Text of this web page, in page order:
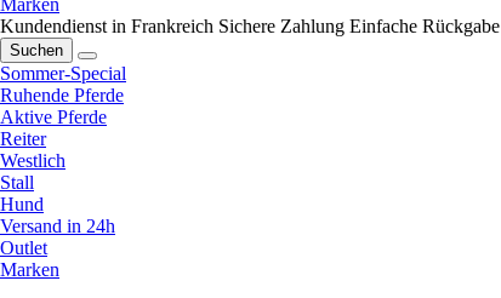
Kundendienst in Frankreich Sichere Zahlung Einfache Rückgabe
Suchen
Sommer-Special
Ruhende Pferde
Aktive Pferde
Reiter
Westlich
Stall
Hund
Versand in 24h
Outlet
Marken